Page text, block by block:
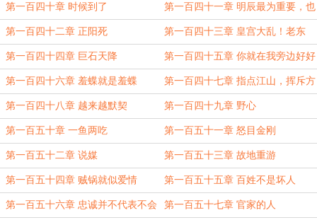
幕
第一百四十章 时候到了 第一百四十一章 明辰最为重要，也
最为危险
第一百四十二章 正阳死 第一百四十三章 皇宫大乱！老东
西，借法！（6k）
第一百四十四章 巨石天降 第一百四十五章 你就在我旁边好好
看着吧
第一百四十六章 羞蝶就是羞蝶 第一百四十七章 指点江山，挥斥方
遒
第一百四十八章 越来越默契 第一百四十九章 野心
第一百五十章 一鱼两吃 第一百五十一章 怒目金刚
第一百五十二章 说媒 第一百五十三章 故地重游
第一百五十四章 贼锅就似爱情 第一百五十五章 百姓不是坏人
第一百五十六章 忠诚并不代表不会 第一百五十七章 官家的人